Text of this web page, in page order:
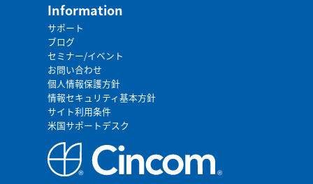
Information
サポート
ブログ
セミナー/イベント
お問い合わせ
個人情報保護方針
情報セキュリティ基本方針
サイト利用条件
米国サポートデスク